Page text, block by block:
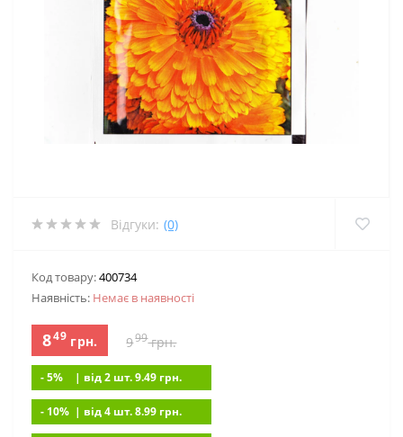
Відгуки: (0)
Код товару:400734
Наявність: Немає в наявностi
849грн. 999грн.
- 5% | вiд 2 шт. 9.49 грн.
- 10% | вiд 4 шт. 8.99 грн.